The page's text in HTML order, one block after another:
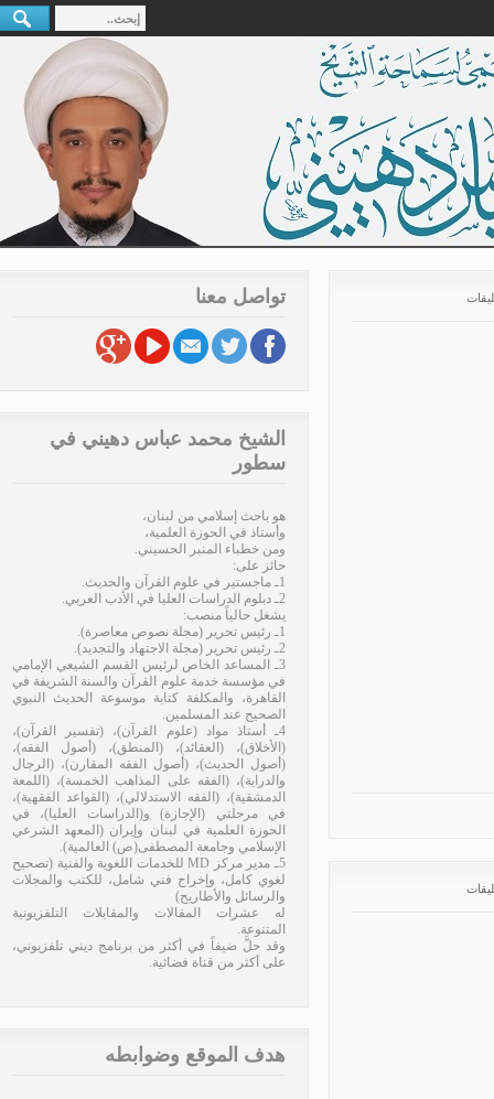
تواصل معنا
الشيخ محمد عباس دهيني في
سطور
هو باحث إسلامي من لبنان،
وأستاذ في الحوزة العلمية،
ومن خطباء المنبر الحسيني.
حائز على:
يشغل حالياً منصب:
3ـ المساعد الخاص لرئيس القسم الشيعي الإمامي
في مؤسسة خدمة علوم القرآن والسنة الشريفة في
القاهرة، والمكلفة كتابة موسوعة الحديث النبوي
الصحيح عند المسلمين.
4ـ أستاذ مواد (علوم القرآن)، (تفسير القرآن)،
(الأخلاق)، (العقائد)، (المنطق)، (أصول الفقه)،
(أصول الحديث)، (أصول الفقه المقارن)، (الرجال
والدراية)، (الفقه على المذاهب الخمسة)، (اللمعة
الدمشقية)، (الفقه الاستدلالي)، (القواعد الفقهية)،
في مرحلتي (الإجازة) و(الدراسات العليا)، في
الحوزة العلمية في لبنان وإيران (المعهد الشرعي
الإسلامي وجامعة المصطفى(ص) العالمية).
5ـ مدير مركز MD للخدمات اللغوية والفنية (تصحيح
لغوي كامل، وإخراج فني شامل، للكتب والمجلات
والرسائل والأطاريح)
له عشرات المقالات والمقابلات التلفزيونية
المتنوعة.
وقد حلَّ ضيفاً في أكثر من برنامج ديني تلفزيوني،
على أكثر من قناة فضائية.
هدف الموقع وضوابطه